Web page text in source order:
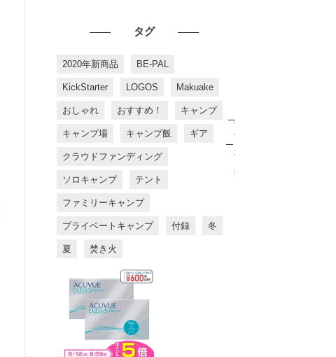
タグ
2020年新商品 BE-PAL
KickStarter LOGOS Makuake
おしゃれ おすすめ！ キャンプ
キャンプ場 キャンプ飯 ギア
クラウドファンディング
ソロキャンプ テント
ファミリーキャンプ
プライベートキャンプ 付録 冬
夏 焚き火
す
す
め
商
品